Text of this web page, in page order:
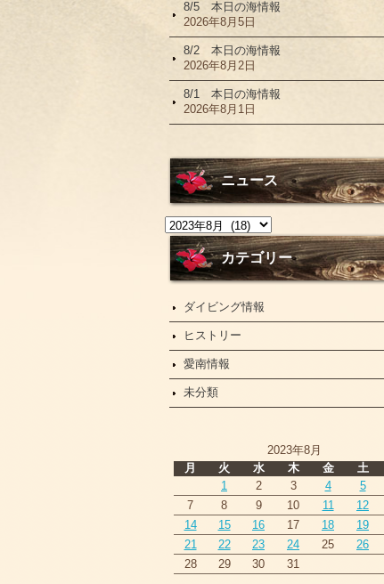
8/5 本日の海情報
2026年8月5日
8/2 本日の海情報
2026年8月2日
8/1 本日の海情報
2026年8月1日
ニュース
ニ
ュ
ー
カテゴリー
ダイビング情報
ヒストリー
愛南情報
未分類
2023年8月
月
火 水 木 金 土
1
2 3 4 5
7
8 9 10 11 12
14
15 16 17 18 19
21
22 23 24 25 26
28
29 30 31